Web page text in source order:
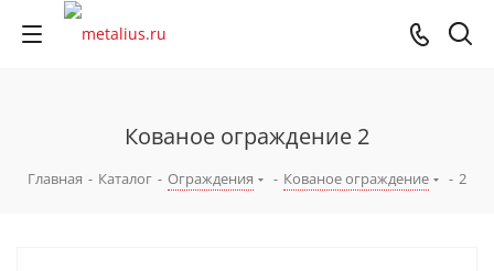
Кованое ограждение 2
Главная - Каталог - Ограждения - Кованое ограждение - 2